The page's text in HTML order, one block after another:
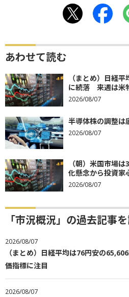
あわせて読む
（まとめ）日経
に続落 来週は米
2026/08/07
半導体株の調整は
2026/08/07
（朝）米国市場
化懸念から投資家
2026/08/07
「市況概況」の過去記事
2026/08/07
（まとめ）日経平均は76円安の
価指標に注目
2026/08/07